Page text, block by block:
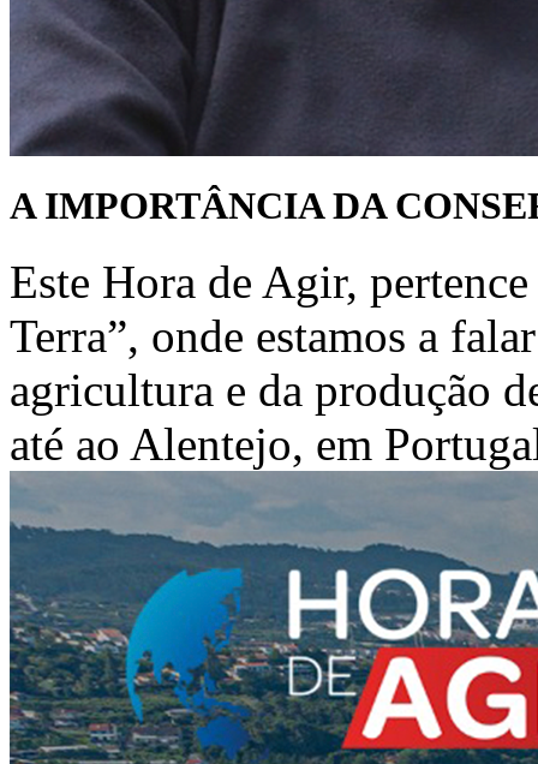
A IMPORTÂNCIA DA
Este Hora de Agir,
Terra”, onde estamos a
agricultura e da produção
até ao Alentejo, em